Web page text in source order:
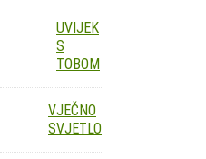
UVIJEK
S
TOBOM
VJEČNO
SVJETLO